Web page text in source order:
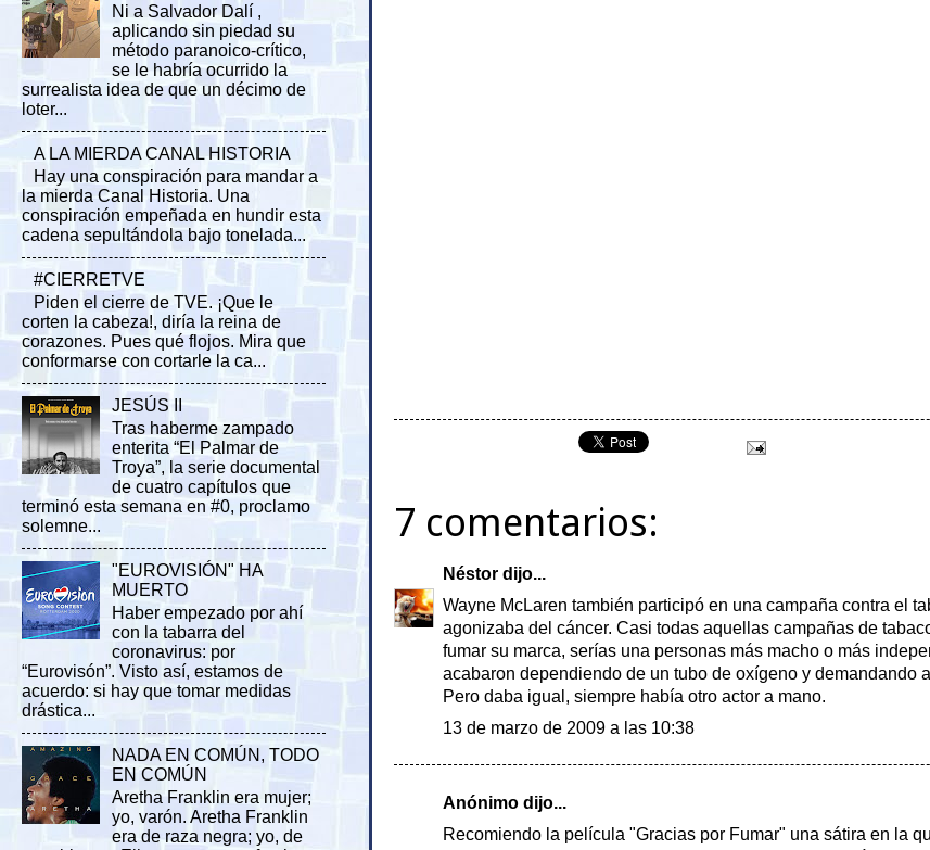
7 comentarios:
Néstor dijo...
Wayne McLaren también participó en una campaña contra el
agonizaba del cáncer. Casi todas aquellas campañas de
fumar su marca, serías una personas más macho o más
acabaron dependiendo de un tubo de oxígeno y demandando
Pero daba igual, siempre había otro actor a mano.
13 de marzo de 2009 a las 10:38
Anónimo dijo...
Recomiendo la película "Gracias por Fumar" una sátira en la
Ni a Salvador Dalí ,
aplicando sin piedad su
método paranoico-crítico,
se le habría ocurrido la
surrealista idea de que un décimo de
loter...
A LA MIERDA CANAL HISTORIA
Hay una conspiración para mandar a
la mierda Canal Historia. Una
conspiración empeñada en hundir esta
cadena sepultándola bajo tonelada...
#CIERRETVE
Piden el cierre de TVE. ¡Que le
corten la cabeza!, diría la reina de
corazones. Pues qué flojos. Mira que
conformarse con cortarle la ca...
JESÚS II
Tras haberme zampado
enterita “El Palmar de
Troya”, la serie documental
de cuatro capítulos que
terminó esta semana en #0, proclamo
solemne...
"EUROVISIÓN" HA
MUERTO
Haber empezado por ahí
con la tabarra del
coronavirus: por
“Eurovisón”. Visto así, estamos de
acuerdo: si hay que tomar medidas
drástica...
NADA EN COMÚN, TODO
EN COMÚN
Aretha Franklin era mujer;
yo, varón. Aretha Franklin
era de raza negra; yo, de